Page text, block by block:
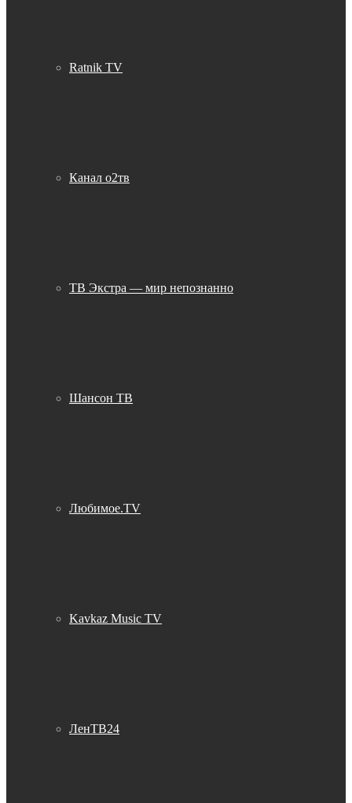
Ratnik TV
Канал о2тв
ТВ Экстра — мир непознанно
Шансон ТВ
Любимое.TV
Kavkaz Music TV
ЛенТВ24